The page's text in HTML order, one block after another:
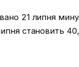
21 липня
становить